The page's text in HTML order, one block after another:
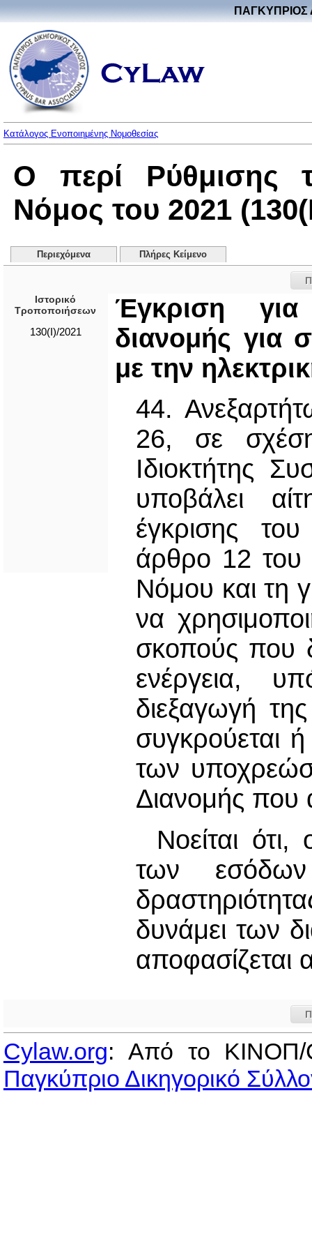
ΠΑΓΚΥΠΡΙΟΣ
Κατάλογος Ενοποιημένης Νομοθεσίας
Ο περί Ρύθμισης
Νόμος του 2021
Περιεχόμενα Πλήρες Κείμενο
Ιστορικό
Τροποποιήσεων
130(I)/2021
Έγκριση
διανομής για
με την
44.
26, σε
Ιδιοκτήτης
υποβάλει
έγκρισης
άρθρο 12 του
Νόμου και τη
να
σκοπούς που
ενέργεια,
διεξαγωγή
συγκρούεται
των
Διανομής που
Νοείται
των
δυνάμει των
Cylaw.org: Από το
Παγκύπριο Δικηγορικό